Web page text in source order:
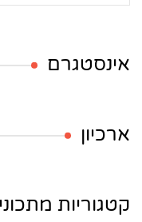
אינסטגרם
ארכיון
קטגוריות